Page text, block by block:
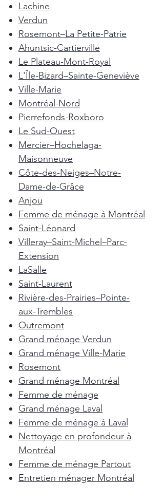
Lachine
Verdun
Rosemont–La Petite-Patrie
Ahuntsic-Cartierville
Le Plateau-Mont-Royal
L'Île-Bizard–Sainte-Geneviève
Ville-Marie
Montréal-Nord
Pierrefonds-Roxboro
Le Sud-Ouest
Mercier–Hochelaga-
Maisonneuve
Côte-des-Neiges–Notre-
Dame-de-Grâce
Anjou
Femme de ménage à Montréal
Saint-Léonard
Villeray–Saint-Michel–Parc-
Extension
LaSalle
Saint-Laurent
Rivière-des-Prairies–Pointe-
aux-Trembles
Outremont
Grand ménage Verdun
Grand ménage Ville-Marie
Rosemont
Grand ménage Montréal
Femme de ménage
Grand ménage Laval
Femme de ménage à Laval
Nettoyage en profondeur à
Montréal
Femme de ménage Partout
Entretien ménager Montréal